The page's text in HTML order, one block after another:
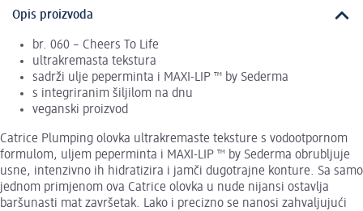
Opis proizvoda
br. 060 – Cheers To Life
ultrakremasta tekstura
sadrži ulje peperminta i MAXI-LIP ™ by Sederma
s integriranim šiljilom na dnu
veganski proizvod
Catrice Plumping olovka ultrakremaste teksture s vodootpornom
formulom, uljem peperminta i MAXI-LIP ™ by Sederma obrubljuje
usne, intenzivno ih hidratizira i jamči dugotrajne konture. Sa samo
jednom primjenom ova Catrice olovka u nude nijansi ostavlja
baršunasti mat završetak. Lako i precizno se nanosi zahvaljujući